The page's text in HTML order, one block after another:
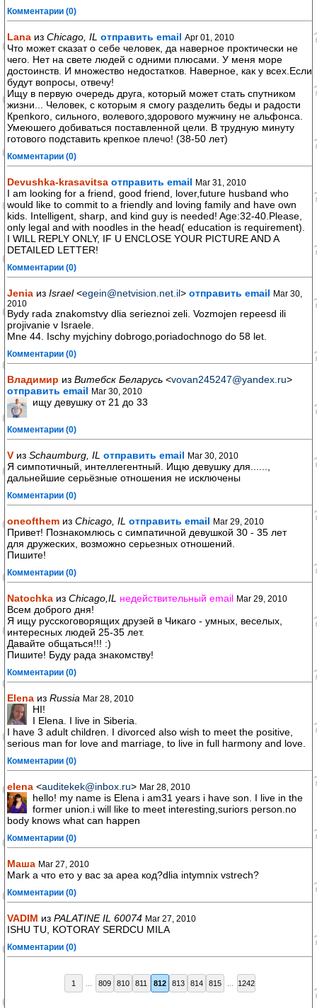
Комментарии (0)
Lana из Chicago, IL отправить email Apr 01, 2010
Что может сказат о себе человек, да наверное проктически не
чего. Нет на свете людей с одними плюсами. У меня море
достоинств. И множество недостатков. Наверное, как у всех.Если
будут вопросы, отвечу!
Ищу в первую очередь друга, который может стать спутником
жизни... Человек, с которым я смогу разделить беды и радости
Крепkoгo, сильнoго, волевoго,здоровoго мужчинy не альфонсa.
Умеюшего добиваться поставленной цели. В трудную минуту
готовoго подставить крепкое плечо! (38-50 лет)
Комментарии (0)
Devushka-krasavitsa отправить email Mar 31, 2010
I am looking for a friend, good friend, lover,future husband who
would like to commit to a friendly and loving family and have own
kids. Intelligent, sharp, and kind guy is needed! Age:32-40.Please,
only legal and with noodles in the head( education is requirement).
I WILL REPLY ONLY, IF U ENCLOSE YOUR PICTURE AND A
DETAILED LETTER!
Комментарии (0)
Jenia из Israel<egein@netvision.net.il> отправить email Mar 30,
2010
Bydy rada znakomstvy dlia serieznoi zeli. Vozmojen repeesd ili
projivanie v Israele.
Mne 44. Ischy myjchiny dobrogo,poriadochnogo do 58 let.
Комментарии (0)
Владимир из Витебск Беларусь <vovan245247@yandex.ru>
отправить email Mar 30, 2010
ищу девушку от 21 до 33
Комментарии (0)
V из Schaumburg, IL отправить email Mar 30, 2010
Я симпотичный, интеллегентный. Ищю девушку для......,
дальнейшие серьёзные отношения не исключены
Комментарии (0)
oneofthem из Chicago, IL отправить email Mar 29, 2010
Привет! Познакомлюсь с симпатичной девушкой 30 - 35 лет
для дружеских, возможно серьезных отношений.
Пишите!
Комментарии (0)
Natochka из Chicago,IL недействительный email Mar 29, 2010
Всем доброго дня!
Я ищу русскоговорящих друзей в Чикаго - умных, веселых,
интересных людей 25-35 лет.
Давайте общаться!!! :)
Пишите! Буду рада знакомству!
Комментарии (0)
Elena из Russia Mar 28, 2010
HI!
I Elena. I live in Siberia.
I have 3 adult children. I divorced also wish to meet the positive,
serious man for love and marriage, to live in full harmony and love.
Комментарии (0)
elena <auditekek@inbox.ru> Mar 28, 2010
hello! my name is Elena i am31 years i have son. I live in the
former union.i will like to meet interesting,suriors person.no
body knows what can happen
Комментарии (0)
Maша Mar 27, 2010
Mark а что ето у вас за ареа код?dlia intymnix vstrech?
Комментарии (0)
VADIM из PALATINE IL 60074 Mar 27, 2010
ISHU TU, KOTORAY SERDCU MILA
Комментарии (0)
1 809 810 811 812 813 814 815 1242